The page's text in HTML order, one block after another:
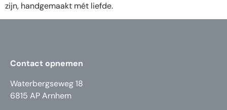
zijn, handgemaakt mét liefde.
Contact opnemen
Waterbergseweg 18
6815 AP Arnhem